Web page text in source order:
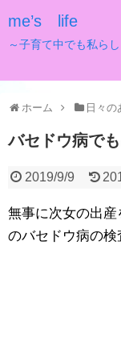
me’s life
～子育て中でも私らし
ホーム 日々の
バセドウ病で
2019/9/9
無事に次女の出産
のバセドウ病の検